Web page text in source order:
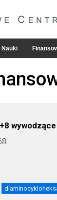
Nauki